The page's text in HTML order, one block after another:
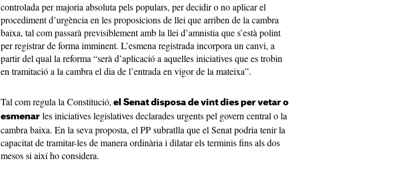
controlada per majoria absoluta pels populars, per decidir o no aplicar el
procediment d’urgència en les proposicions de llei que arriben de la cambra
baixa, tal com passarà previsiblement amb la llei d’amnistia que s’està polint
per registrar de forma imminent. L’esmena registrada incorpora un canvi, a
partir del qual la reforma “serà d’aplicació a aquelles iniciatives que es trobin
en tramitació a la cambra el dia de l’entrada en vigor de la mateixa”.
Tal com regula la Constitució, el Senat disposa de vint dies per vetar o
esmenar les iniciatives legislatives declarades urgents pel govern central o la
cambra baixa. En la seva proposta, el PP subratlla que el Senat podria tenir la
capacitat de tramitar-les de manera ordinària i dilatar els terminis fins als dos
mesos si així ho considera.